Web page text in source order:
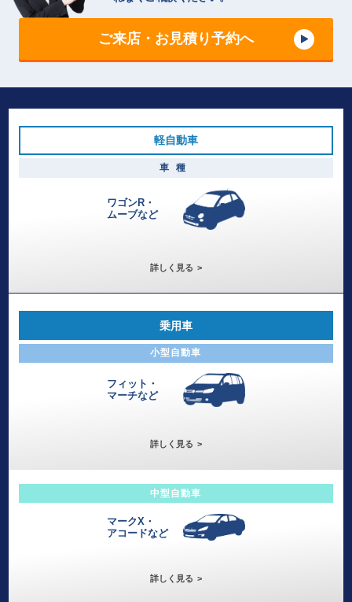
ご来店・お見積り予約へ
軽自動車
車種
ワゴンR・
ムーブなど
詳しく見る
乗用車
小型自動車
フィット・
マーチなど
詳しく見る
中型自動車
マークX・
アコードなど
詳しく見る